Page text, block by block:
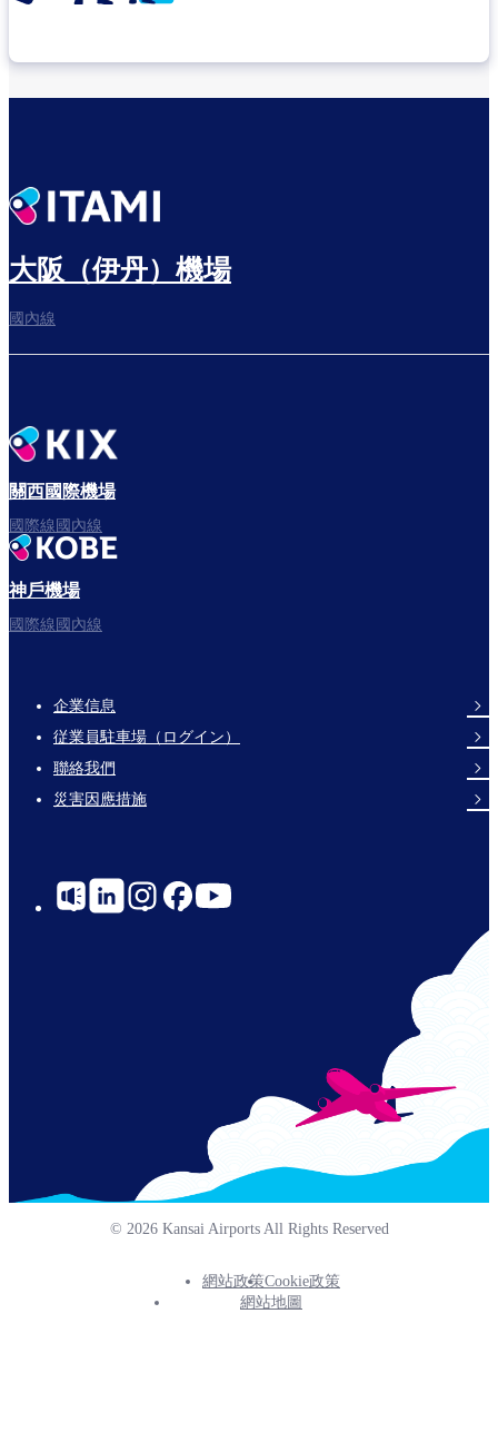
往登機門
祝您飛行愉快。
大阪（伊丹）機場
國內線
關西國際機場
國際線國內線
神戶機場
國際線國內線
Footer
Links
企業信息
従業員駐車場（ログイン）
聯絡我們
災害因應措施
Social
© 2026 Kansai Airports All Rights Reserved
Footer
網站政策Cookie政策
網站地圖